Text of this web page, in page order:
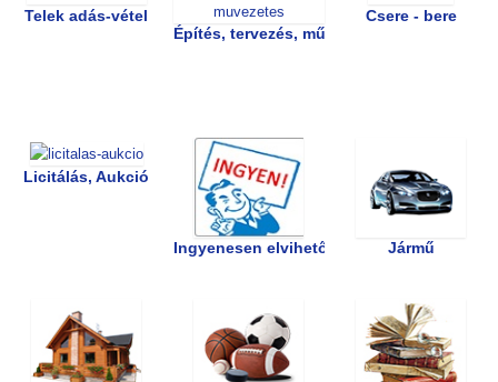
Telek adás-vétel
Építés, tervezés, művezetés
Csere - bere
Licitálás, Aukció
Ingyenesen elvihető Jármű